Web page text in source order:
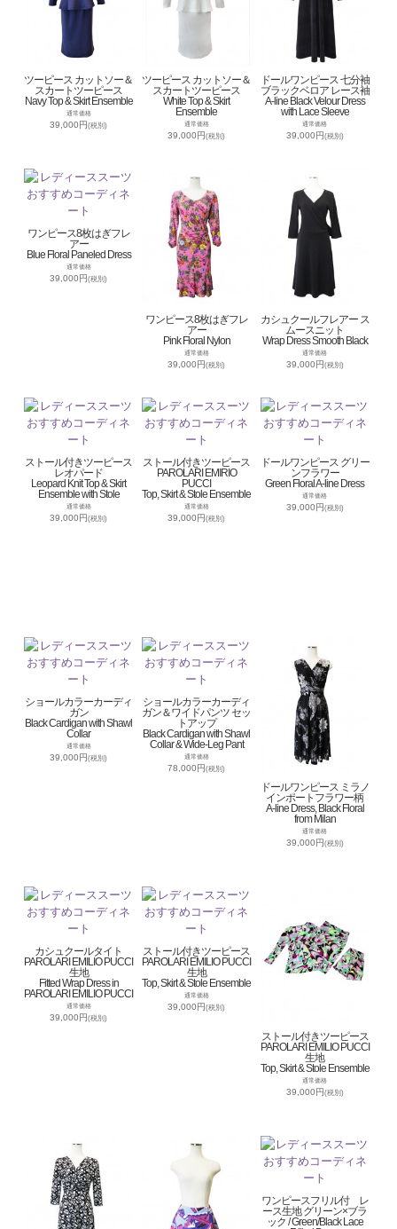
ツーピース カットソー＆
スカートツーピース
Navy Top & Skirt Ensemble
通常価格
39,000円(税別)
ツーピース カットソー＆
スカートツーピース
White Top & Skirt
Ensemble
通常価格
39,000円(税別)
ドールワンピース 七分袖
ブラックベロア レース袖
A-line Black Velour Dress
with Lace Sleeve
通常価格
39,000円(税別)
ワンピース8枚はぎフレ
アー
Blue Floral Paneled Dress
通常価格
39,000円(税別)
ワンピース8枚はぎフレ
アー
Pink Floral Nylon
通常価格
39,000円(税別)
カシュクールフレアー ス
ムースニット
Wrap Dress Smooth Black
通常価格
39,000円(税別)
ストール付きツーピース
レオパード
Leopard Knit Top & Skirt
Ensemble with Stole
通常価格
39,000円(税別)
ストール付きツーピース
PAROLARI EMIRIO
PUCCI
Top, Skirt & Stole Ensemble
通常価格
39,000円(税別)
ドールワンピース グリー
ンフラワー
Green Floral A-line Dress
通常価格
39,000円(税別)
ショールカラーカーディ
ガン
Black Cardigan with Shawl
Collar
通常価格
39,000円(税別)
ショールカラーカーディ
ガン＆ワイドパンツ セッ
トアップ
Black Cardigan with Shawl
Collar & Wide-Leg Pant
通常価格
78,000円(税別)
ドールワンピース ミラノ
インポートフラワー柄
A-line Dress, Black Floral
from Milan
通常価格
39,000円(税別)
カシュクールタイト
PAROLARI EMILIO PUCCI
生地
Fitted Wrap Dress in
PAROLARI EMILIO PUCCI
通常価格
39,000円(税別)
ストール付きツーピース
PAROLARI EMILIO PUCCI
生地
Top, Skirt & Stole Ensemble
通常価格
39,000円(税別)
ストール付きツーピース
PAROLARI EMILIO PUCCI
生地
Top, Skirt & Stole Ensemble
通常価格
39,000円(税別)
ワンピースフリル付 レ
ース生地 グリーン×ブラ
ック / Green/Black Lace